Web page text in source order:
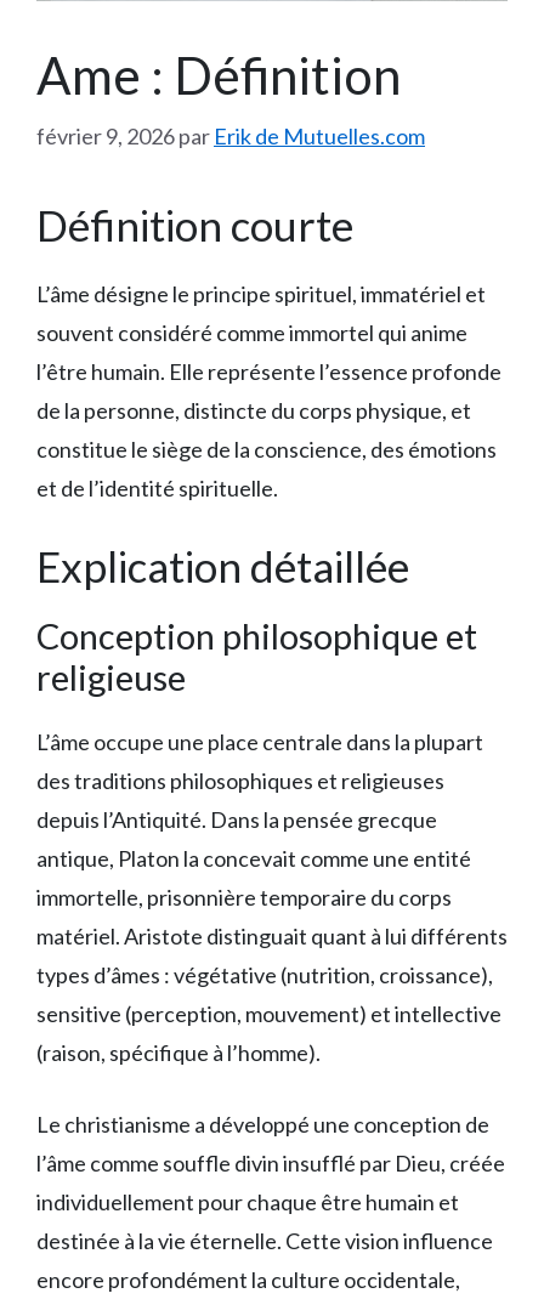
Ame : Définition
février 9, 2026par Erik de Mutuelles.com
Définition courte
L’âme désigne le principe spirituel, immatériel et
souvent considéré comme immortel qui anime
l’être humain. Elle représente l’essence profonde
de la personne, distincte du corps physique, et
constitue le siège de la conscience, des émotions
et de l’identité spirituelle.
Explication détaillée
Conception philosophique et
religieuse
L’âme occupe une place centrale dans la plupart
des traditions philosophiques et religieuses
depuis l’Antiquité. Dans la pensée grecque
antique, Platon la concevait comme une entité
immortelle, prisonnière temporaire du corps
matériel. Aristote distinguait quant à lui différents
types d’âmes : végétative (nutrition, croissance),
sensitive (perception, mouvement) et intellective
(raison, spécifique à l’homme).
Le christianisme a développé une conception de
l’âme comme souffle divin insufflé par Dieu, créée
individuellement pour chaque être humain et
destinée à la vie éternelle. Cette vision influence
encore profondément la culture occidentale,